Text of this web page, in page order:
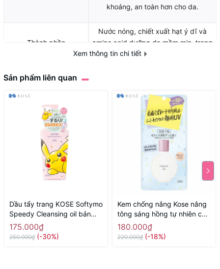
khoáng, an toàn hơn cho da.
Thành phần
Nước nóng, chiết xuất hạt ý dĩ và
amino acid dưỡng da mềm mịn, trong
suốt, trắng hồng tự nhiên.
Xem thông tin chi tiết
Sản phẩm liên quan
Dầu tẩy trang KOSE Softymo
Speedy Cleansing oil bản
hoạt hình Pokemon 240ml -
Hàng Nhật nội địa
175.000₫
250.000₫ (-30%)
Kem chống nắng Kose nâng
tông sáng hồng tự nhiên che
phủ lỗ chân lông Kose 30ml -
Hàng Nhật nội địa
180.000₫
220.000₫ (-18%)